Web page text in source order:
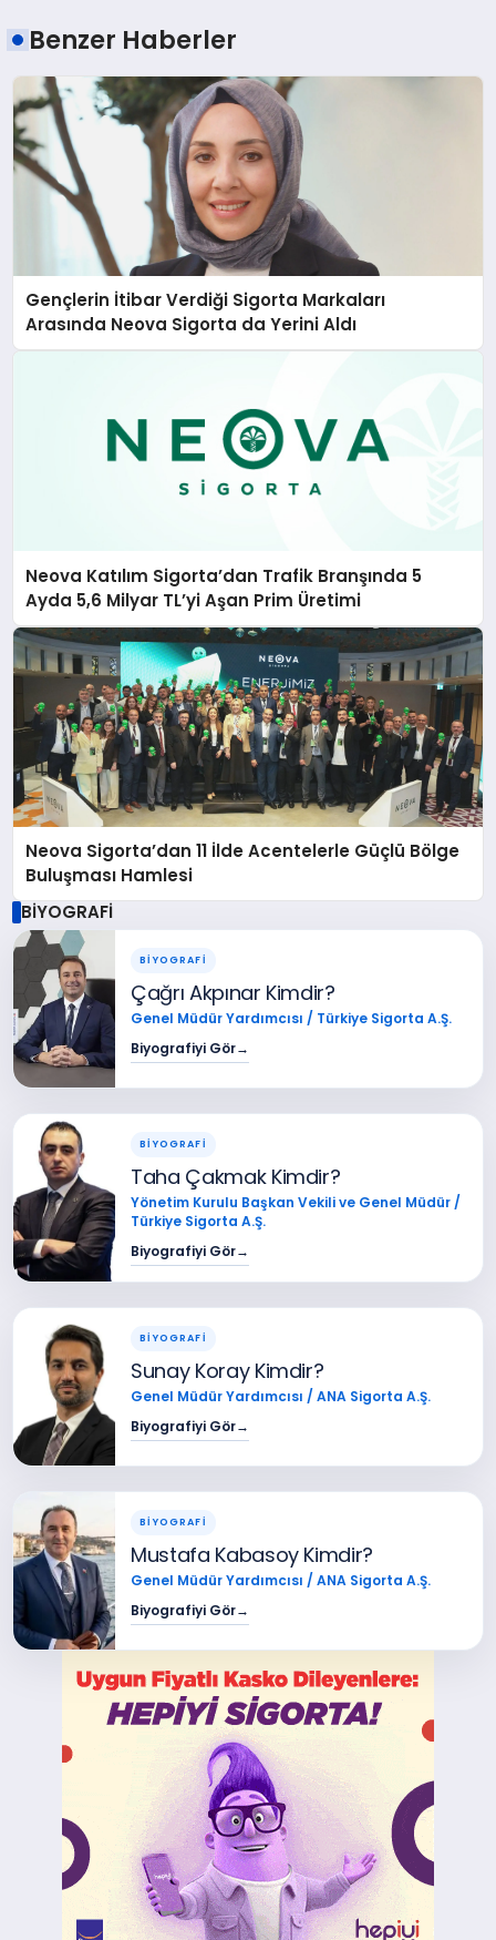
Benzer Haberler
Gençlerin İtibar Verdiği Sigorta Markaları
Arasında Neova Sigorta da Yerini Aldı
Neova Katılım Sigorta’dan Trafik Branşında 5
Ayda 5,6 Milyar TL’yi Aşan Prim Üretimi
Neova Sigorta’dan 11 İlde Acentelerle Güçlü Bölge
Buluşması Hamlesi
BİYOGRAFİ
BİYOGRAFİ
Çağrı Akpınar Kimdir?
Genel Müdür Yardımcısı / Türkiye Sigorta A.Ş.
Biyografiyi Gör→
BİYOGRAFİ
Taha Çakmak Kimdir?
Yönetim Kurulu Başkan Vekili ve Genel Müdür /
Türkiye Sigorta A.Ş.
Biyografiyi Gör→
BİYOGRAFİ
Sunay Koray Kimdir?
Genel Müdür Yardımcısı / ANA Sigorta A.Ş.
Biyografiyi Gör→
BİYOGRAFİ
Mustafa Kabasoy Kimdir?
Genel Müdür Yardımcısı / ANA Sigorta A.Ş.
Biyografiyi Gör→